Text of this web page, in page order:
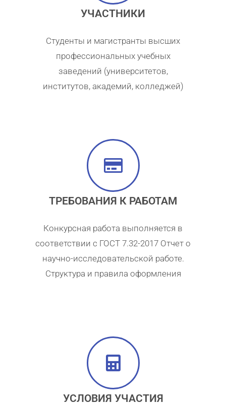
УЧАСТНИКИ
Студенты и магистранты высших
профессиональных учебных
заведений (университетов,
институтов, академий, колледжей)
ТРЕБОВАНИЯ К РАБОТАМ
Конкурсная работа выполняется в
соответствии с ГОСТ 7.32-2017 Отчет о
научно-исследовательской работе.
Структура и правила оформления
УСЛОВИЯ УЧАСТИЯ